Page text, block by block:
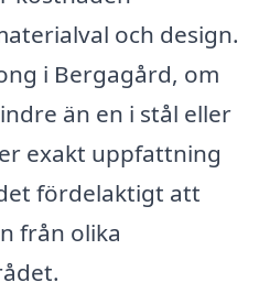
och design.
i Bergagård, om
än en i stål eller
exakt uppfattning
fördelaktigt att
från olika